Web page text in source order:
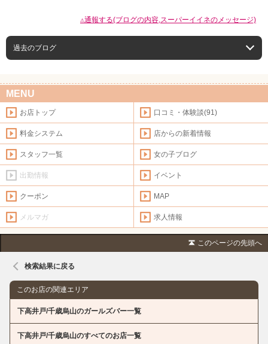
⚠通報する(ブログの内容,スーパーイイネのメッセージ)
過去のブログ
MENU
お店トップ 口コミ・体験談(91)
料金システム 店からの新着情報
スタッフ一覧 女の子ブログ
出勤情報 イベント
クーポン MAP
メルマガ 求人情報
このページの先頭へ
検索結果に戻る
このお店の関連エリア
下高井戸/千歳烏山のガールズバー一覧
下高井戸/千歳烏山のすべてのお店一覧